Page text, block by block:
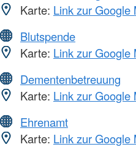
Karte: Link zur Google
Blutspende
Karte: Link zur Google
Dementenbetreuung
Karte: Link zur Google
Ehrenamt
Karte: Link zur Google